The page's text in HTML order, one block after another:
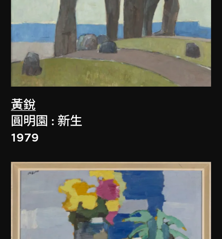
黃銳
圓明園 : 新生
1979